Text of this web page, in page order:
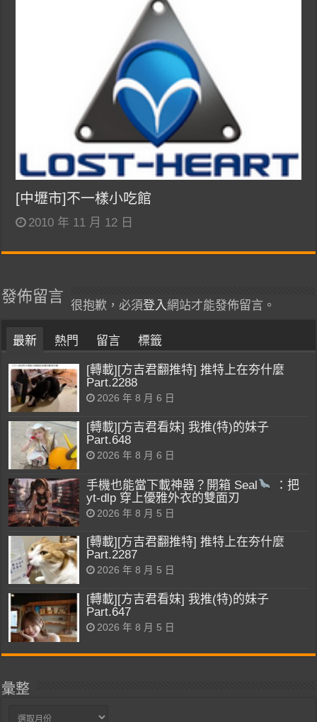
[中壢市]不一樣小吃館
2010 年 11 月 12 日
發佈留言
很抱歉，必須登入 網站才能發佈留言。
最新 熱門 留言 標籤
[轉載][方吉君翻推特] 推特上在夯什麼
Part.2288
2026 年 8 月 6 日
[轉載][方吉君看妹] 我推(特)的妹子
Part.648
2026 年 8 月 6 日
手機也能當下載神器？開箱 Seal
：把
yt-dlp 穿上優雅外衣的雙面刃
2026 年 8 月 5 日
[轉載][方吉君翻推特] 推特上在夯什麼
Part.2287
2026 年 8 月 5 日
[轉載][方吉君看妹] 我推(特)的妹子
Part.647
2026 年 8 月 5 日
彙整
彙